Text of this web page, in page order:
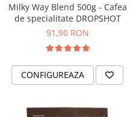
Milky Way Blend 500g - Cafea
de specialitate DROPSHOT
91,90 RON
CONFIGUREAZA